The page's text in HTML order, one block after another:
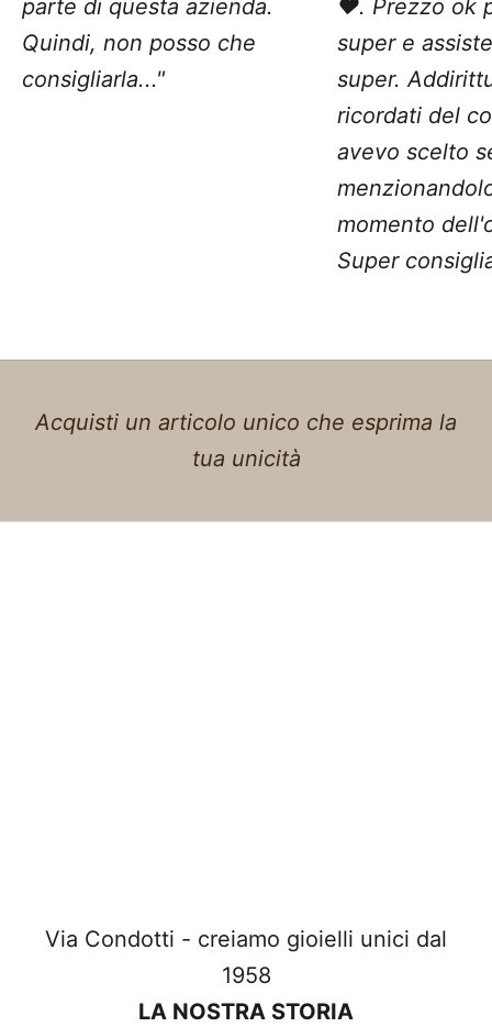
parte di questa azienda.
Quindi, non posso che
consigliarla..."
❤️. Prezzo ok
super e
super.
ricordati del
avevo scelto
momento
Super
Acquisti un articolo unico che esprima la
tua unicità
Via Condotti - creiamo gioielli unici dal
1958
LA NOSTRA STORIA